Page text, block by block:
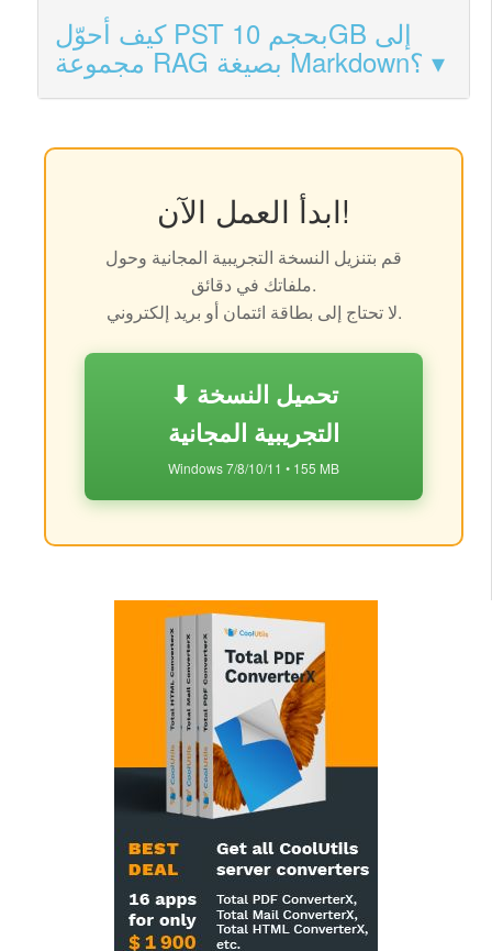
كيف أحوّل PST بحجم 10GB إلى
مجموعة RAG بصيغة Markdown؟
ابدأ العمل الآن!
قم بتنزيل النسخة التجريبية المجانية وحول
ملفاتك في دقائق.
لا تحتاج إلى بطاقة ائتمان أو بريد إلكتروني.
⬇ تحميل النسخة
التجريبية المجانية
Windows 7/8/10/11 • 155 MB